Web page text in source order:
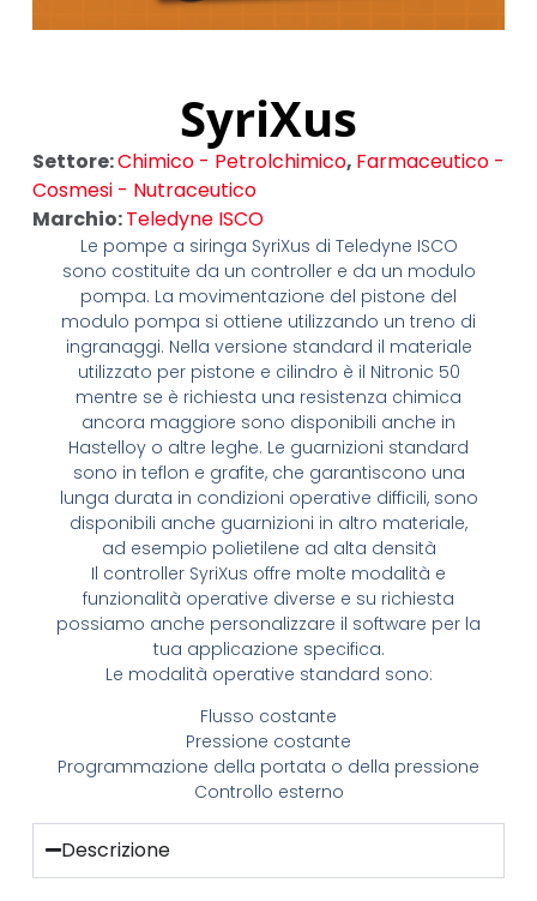
SyriXus
Settore:Chimico - Petrolchimico, Farmaceutico -
Cosmesi - Nutraceutico
Marchio:Teledyne ISCO
Le pompe a siringa SyriXus di Teledyne ISCO
sono costituite da un controller e da un modulo
pompa. La movimentazione del pistone del
modulo pompa si ottiene utilizzando un treno di
ingranaggi. Nella versione standard il materiale
utilizzato per pistone e cilindro è il Nitronic 50
mentre se è richiesta una resistenza chimica
ancora maggiore sono disponibili anche in
Hastelloy o altre leghe. Le guarnizioni standard
sono in teflon e grafite, che garantiscono una
lunga durata in condizioni operative difficili, sono
disponibili anche guarnizioni in altro materiale,
ad esempio polietilene ad alta densità
Il controller SyriXus offre molte modalità e
funzionalità operative diverse e su richiesta
possiamo anche personalizzare il software per la
tua applicazione specifica.
Le modalità operative standard sono:
Flusso costante
Pressione costante
Programmazione della portata o della pressione
Controllo esterno
Descrizione